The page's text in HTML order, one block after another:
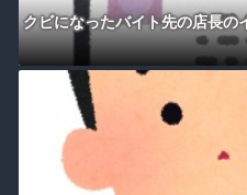
クビになったバイト先の店長の